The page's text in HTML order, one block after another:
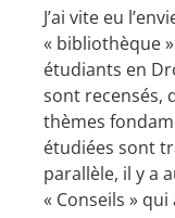
J’ai vite eu
« bibliothèque
étudiants en
sont recensés,
thèmes
étudiées sont
parallèle, il y a
« Conseils »